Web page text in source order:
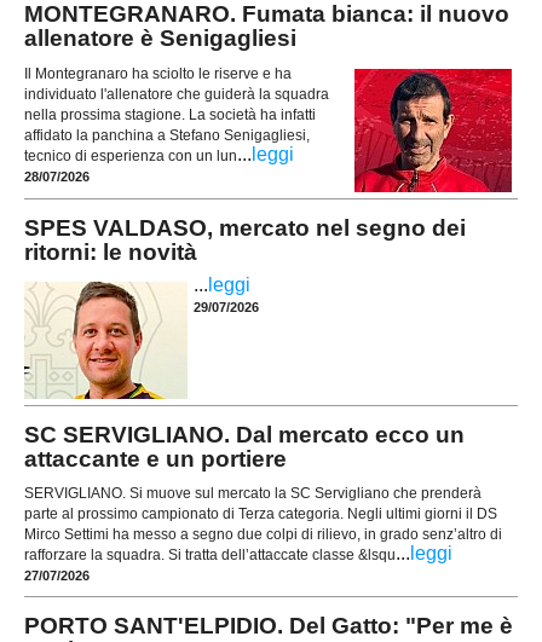
MONTEGRANARO. Fumata bianca: il nuovo
allenatore è Senigagliesi
Il Montegranaro ha sciolto le riserve e ha
individuato l'allenatore che guiderà la squadra
nella prossima stagione. La società ha infatti
affidato la panchina a Stefano Senigagliesi,
tecnico di esperienza con un lun... leggi
28/07/2026
SPES VALDASO, mercato nel segno dei
ritorni: le novità
... leggi
29/07/2026
SC SERVIGLIANO. Dal mercato ecco un
attaccante e un portiere
SERVIGLIANO. Si muove sul mercato la SC Servigliano che prenderà
parte al prossimo campionato di Terza categoria. Negli ultimi giorni il DS
Mirco Settimi ha messo a segno due colpi di rilievo, in grado senz’altro di
rafforzare la squadra. Si tratta dell’attaccate classe &lsqu... leggi
27/07/2026
PORTO SANT'ELPIDIO. Del Gatto: "Per me è